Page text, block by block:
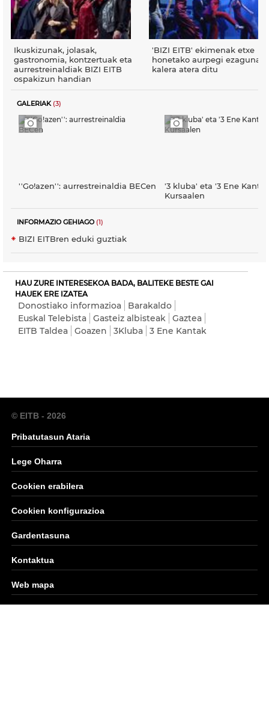
Ikuskizunak, jolasak,
gastronomia, kontzertuak eta
aurrestreinaldiak BIZI EITB
ospakizun handian
'BIZI EITB' ekimenak etxe
honetako aurpegi ezagunak
kalera atera ditu
GALERIAK(3)
''Go!azen'': aurrestreinaldia BECen
'3 kluba' eta '3 Ene
Kursaalen
INFORMAZIO GEHIAGO(1)
BIZI EITBren eduki guztiak
HAU ZURE INTERESEKOA BADA, BALITEKE BESTE GAI
HAUEK ERE IZATEA
Donostiako informazioa
Barakaldo
Euskal Telebista
Gasteiz albisteak
Gaztea
EITB Taldea
Goazen 3Kluba 3 Ene Kantak
© EITB - 2026
Pribatutasun Ataria
Lege Oharra
Cookien erabilera
Cookien konfigurazioa
Gardentasuna
Kontaktua
Web mapa